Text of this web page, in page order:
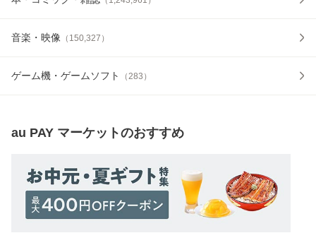
音楽・映像 （ 150,327 ）
ゲーム機・ゲームソフト （283 ）
au PAY マーケットのおすすめ